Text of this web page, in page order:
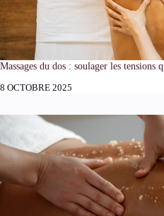
Massages du dos : soulager les tensions
8 OCTOBRE 2025